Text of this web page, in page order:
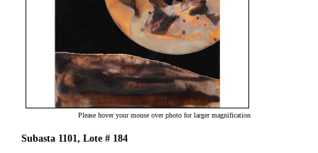
Please hover your mouse over photo for larger magnification
Subasta 1101, Lote # 184